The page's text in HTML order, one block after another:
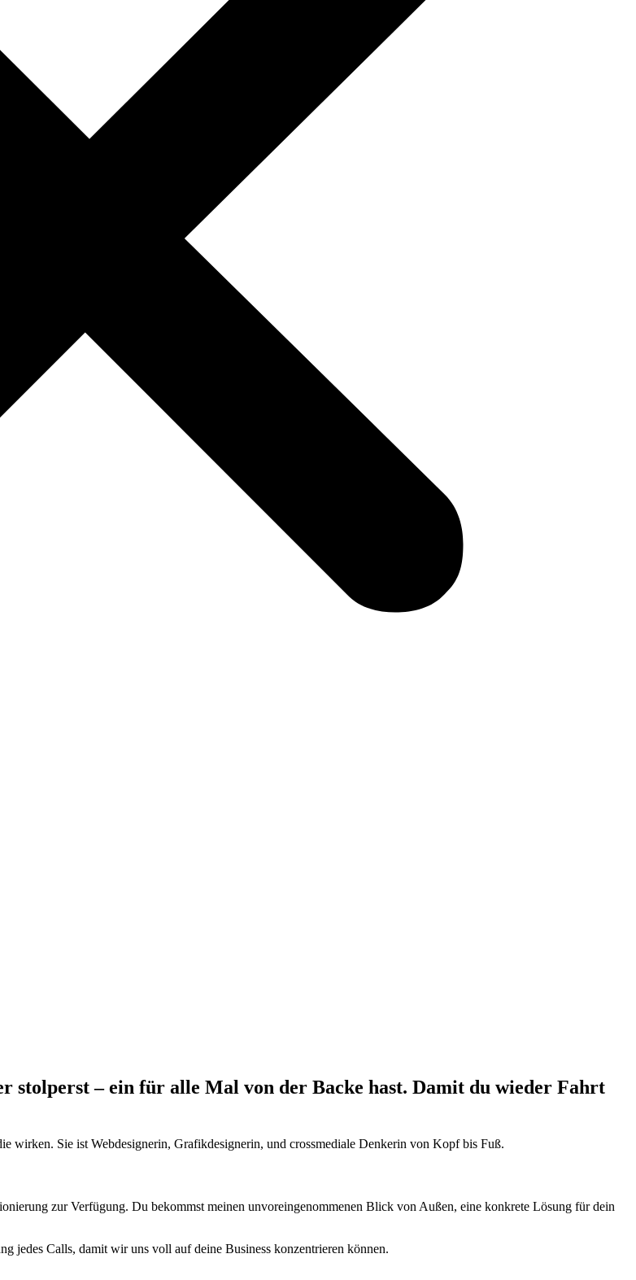
stolperst – ein für alle Mal von der Backe hast. Damit du wieder Fahrt
zur Verfügung. Du bekommst meinen unvoreingenommenen Blick von Außen, eine konkrete Lösung für dein
jedes Calls, damit wir uns voll auf deine Business konzentrieren können.